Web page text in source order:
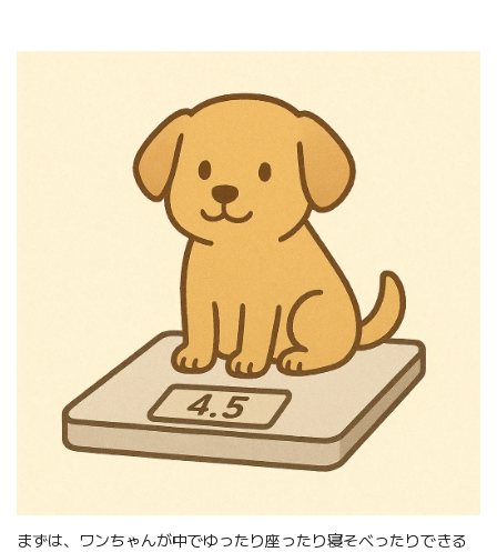
まずは、ワンちゃんが中でゆったり座ったり寝そべったりできる